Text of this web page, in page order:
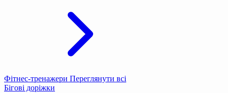
Фітнес-тренажери Переглянути всі
Бігові доріжки